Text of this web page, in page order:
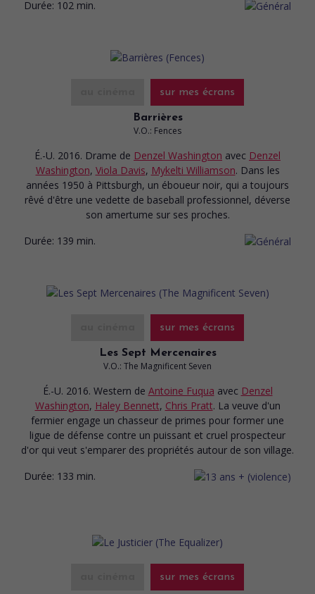
Durée: 102 min.
sur mes écrans
Barrières
V.O.: Fences
É.-U. 2016. Drame de Denzel Washington avec Denzel
Washington, Viola Davis, Mykelti Williamson. Dans les
années 1950 à Pittsburgh, un éboueur noir, qui a toujours
rêvé d'être une vedette de baseball professionnel, déverse
son amertume sur ses proches.
Durée: 139 min.
sur mes écrans
Les Sept Mercenaires
V.O.: The Magnificent Seven
É.-U. 2016. Western de Antoine Fuqua avec Denzel
Washington, Haley Bennett, Chris Pratt. La veuve d'un
fermier engage un chasseur de primes pour former une
ligue de défense contre un puissant et cruel prospecteur
d'or qui veut s'emparer des propriétés autour de son village.
Durée: 133 min.
sur mes écrans